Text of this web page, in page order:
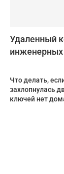
Удаленный
инженерных
Что делать,
захлопнулась
ключей нет